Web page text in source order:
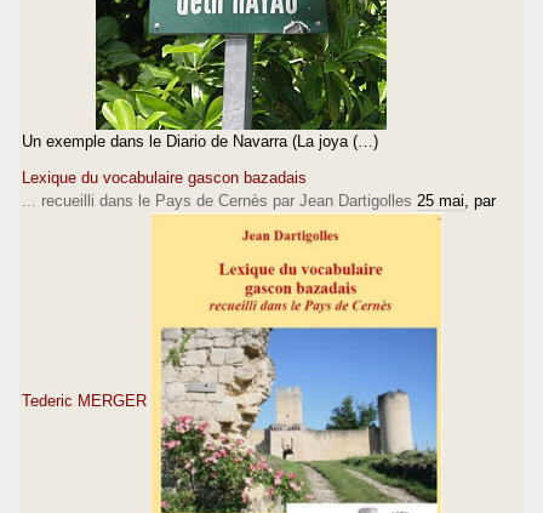
Un exemple dans le Diario de Navarra (La joya (…)
Lexique du vocabulaire gascon bazadais
... recueilli dans le Pays de Cernès par Jean Dartigolles 25 mai , par
Tederic MERGER